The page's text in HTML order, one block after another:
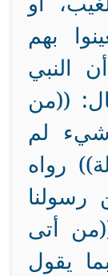
بهم
النبي
((من
لم
رواه
عن رسولنا
أتى
يقول